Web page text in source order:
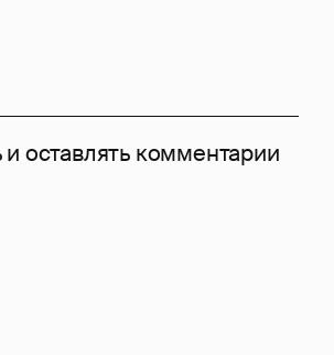
и оставлять комментарии